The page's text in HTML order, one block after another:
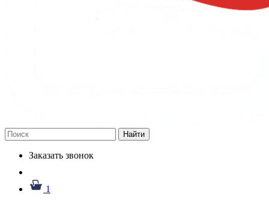
Найти
Заказать звонок
1